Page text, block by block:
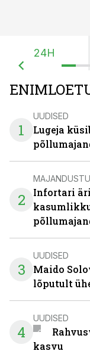
24H
1
UUDISED
Lugeja
2
Infortari
3
UUDISED
Maido
lõputult
4
UUDISED
kasvu